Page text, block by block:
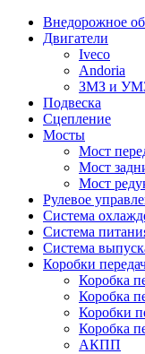
Внедорожное
Двигатели
Iveco
Andoria
ЗМЗ и
Подвеска
Сцепление
Мосты
Мост
Мост
Мост
Рулевое
Система
Система
Система
Коробки
Коробка
Коробка
Коробки
Коробка
АКПП